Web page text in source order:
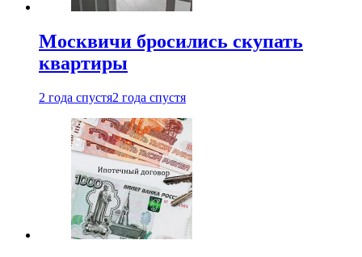
Москвичи бросились скупать
квартиры
2 года спустя2 года спустя